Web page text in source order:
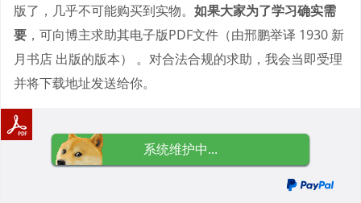
版了，几乎不可能购买到实物。 如果大家为了学习确实需
要 ，可向博主求助其电子版PDF文件（由邢鹏举译 1930 新
月书店 出版的版本） 。对合法合规的求助，我会当即受理
并将下载地址发送给你。
系统维护中...